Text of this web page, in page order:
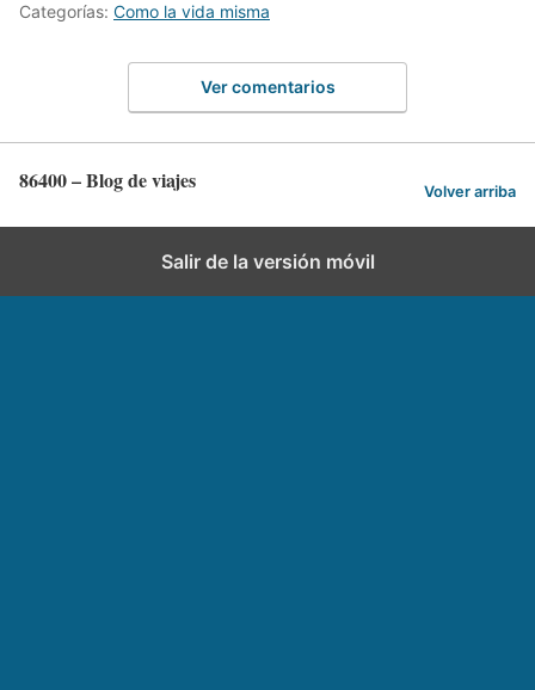
Categorías: Como la vida misma
Ver comentarios
86400 – Blog de viajes Volver arriba
Salir de la versión móvil